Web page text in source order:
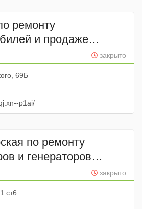
ремонту
и продаже
для Ford,
Volkswagen Вин-
закрыто
69Б
p1ai/
по ремонту
и генераторов
закрыто
ст6